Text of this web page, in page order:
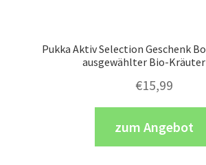
Pukka Aktiv Selection Geschenk
ausgewählter Bio-
€15,99
zum Angebot